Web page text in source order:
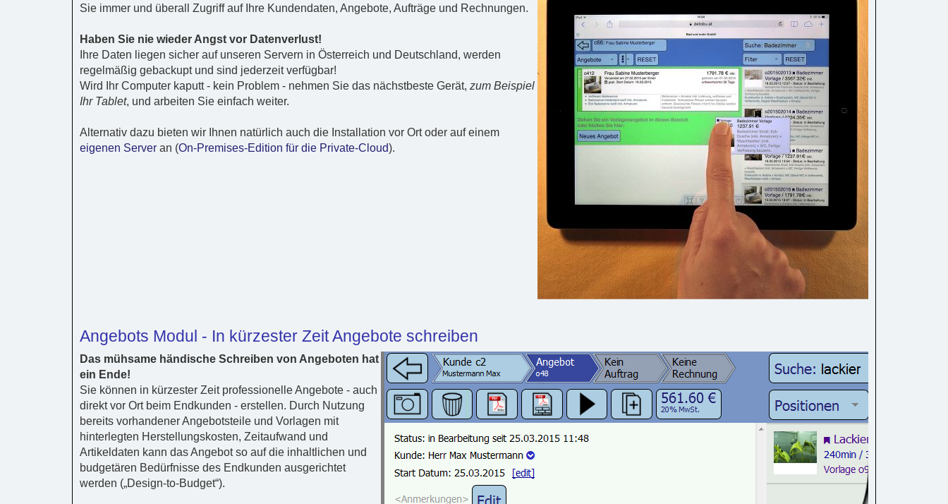
Sie immer und überall Zugriff auf Ihre Kundendaten, Angebote, Aufträge und Rechnungen.
Haben Sie nie wieder Angst vor Datenverlust!
Ihre Daten liegen sicher auf unseren Servern in Österreich und Deutschland, werden
regelmäßig gebackupt und sind jederzeit verfügbar!
Wird Ihr Computer kaputt - kein Problem - nehmen Sie das nächstbeste Gerät, zum Beispiel
Ihr Tablet, und arbeiten Sie einfach weiter.
Alternativ dazu bieten wir Ihnen natürlich auch die Installation vor Ort oder auf einem
eigenen Server an (On-Premises-Edition für die Private-Cloud).
Angebots Modul - In kürzester Zeit Angebote schreiben
Das mühsame händische Schreiben von Angeboten hat
ein Ende!
Sie können in kürzester Zeit professionelle Angebote - auch
direkt vor Ort beim Endkunden - erstellen. Durch Nutzung
bereits vorhandener Angebotsteile und Vorlagen mit
hinterlegten Herstellungskosten, Zeitaufwand und
Artikeldaten kann das Angebot so auf die inhaltlichen und
budgetären Bedürfnisse des Endkunden ausgerichtet
werden („Design-to-Budget“).